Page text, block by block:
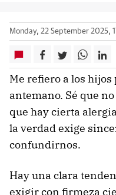
Monday, 22 September 2025,
Me refiero a los hijos
antemano. Sé que
que hay cierta
la verdad exige
confundirnos.
Hay una clara
exigir con firmeza